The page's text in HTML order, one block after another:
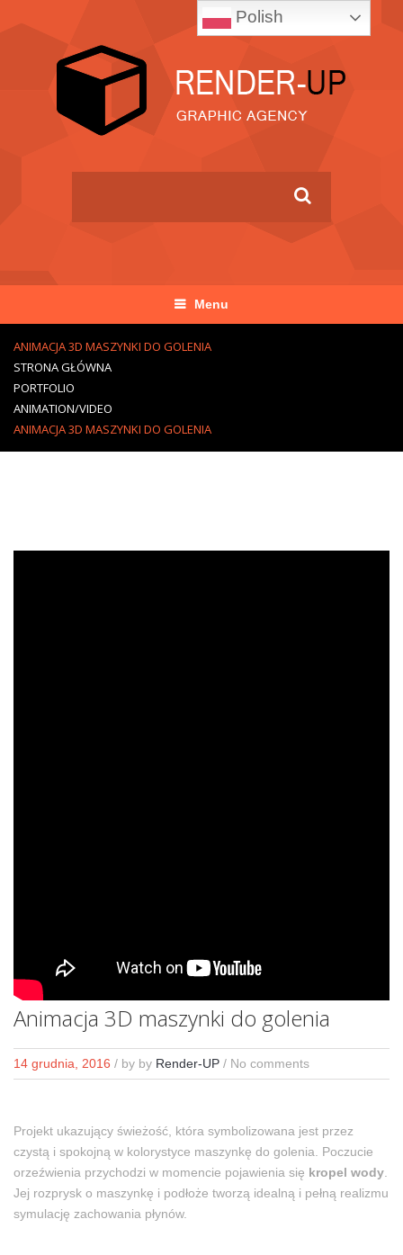
Menu
ANIMACJA 3D MASZYNKI DO GOLENIA
STRONA GŁÓWNA
PORTFOLIO
ANIMATION/VIDEO
ANIMACJA 3D MASZYNKI DO GOLENIA
Animacja 3D maszynki do golenia
14 grudnia, 2016 / by by Render-UP / No comments
Projekt ukazujący świeżość, która symbolizowana jest przez
czystą i spokojną w kolorystyce maszynkę do golenia. Poczucie
orzeźwienia przychodzi w momencie pojawienia się kropel wody
Jej rozprysk o maszynkę i podłoże tworzą idealną i pełną realizmu
symulację zachowania płynów.
Polish